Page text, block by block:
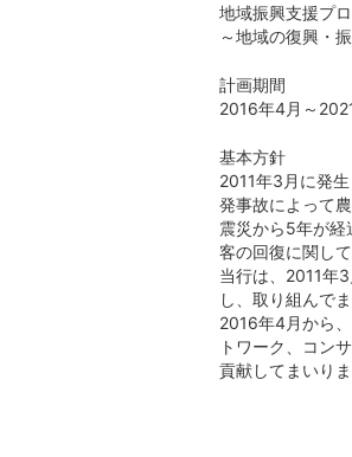
地域振興支援プ
～地域の復興・
計画期間
2016年4月～
基本方針
2011年3月に発
発事故によって
震災から5年が経
客の回復に関し
当行は、2011年
し、取り組んで
2016年4月から
トワーク、コン
貢献してまいりま